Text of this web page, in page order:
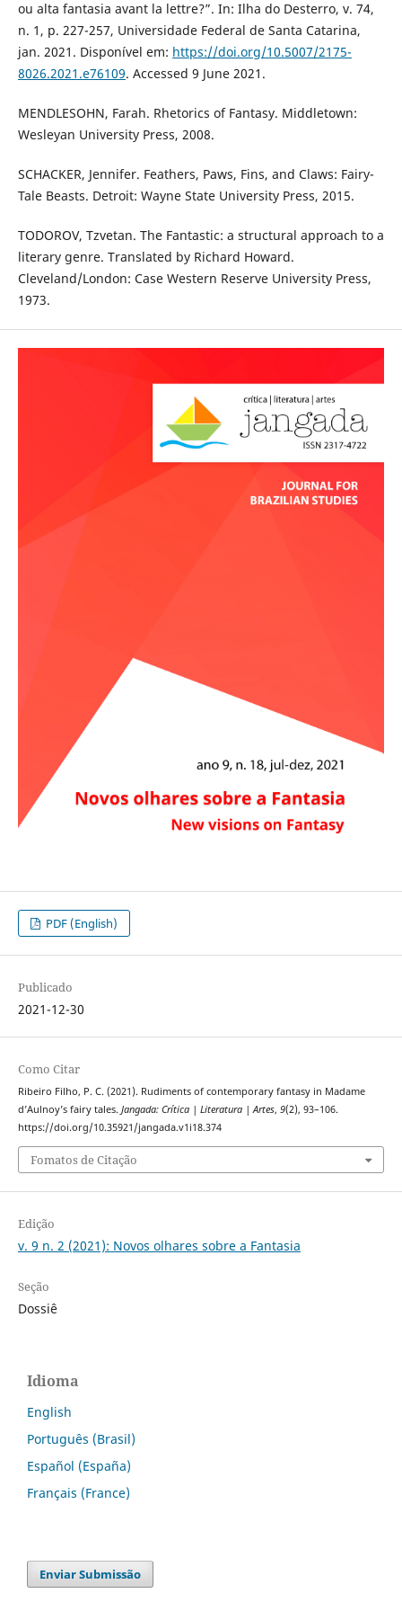
ou alta fantasia avant la lettre?”. In: Ilha do Desterro, v. 74,
n. 1, p. 227-257, Universidade Federal de Santa Catarina,
jan. 2021. Disponível em: https://doi.org/10.5007/2175-
8026.2021.e76109. Accessed 9 June 2021.
MENDLESOHN, Farah. Rhetorics of Fantasy. Middletown:
Wesleyan University Press, 2008.
SCHACKER, Jennifer. Feathers, Paws, Fins, and Claws: Fairy-
Tale Beasts. Detroit: Wayne State University Press, 2015.
TODOROV, Tzvetan. The Fantastic: a structural approach to a
literary genre. Translated by Richard Howard.
Cleveland/London: Case Western Reserve University Press,
1973.
PDF (English)
Publicado
2021-12-30
Como Citar
Ribeiro Filho, P. C. (2021). Rudiments of contemporary fantasy in Madame
d’Aulnoy’s fairy tales. Jangada: Crítica | Literatura | Artes, 9(2), 93–106.
https://doi.org/10.35921/jangada.v1i18.374
Fomatos de Citação
Edição
v. 9 n. 2 (2021): Novos olhares sobre a Fantasia
Seção
Dossiê
Idioma
English
Português (Brasil)
Español (España)
Français (France)
Enviar Submissão